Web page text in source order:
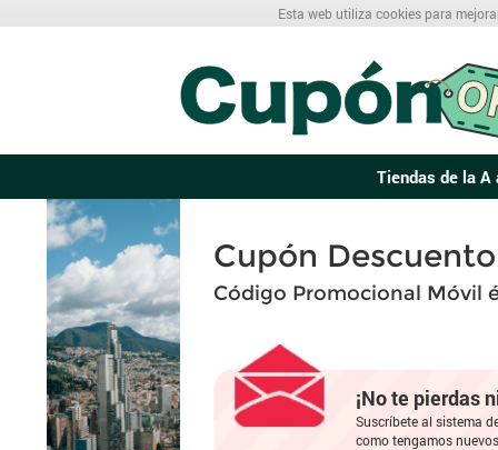
Esta web utiliza cookies para
Tiendas de la A
Cupón
Código Promocional Móvil
¡No te pierdas
Suscríbete al sistema
como tengamos